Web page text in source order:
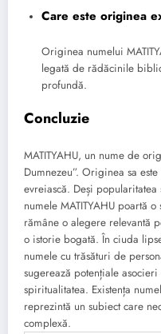
Care este originea
Originea numelui
legată de rădăcinile
profundă.
Concluzie
MATITYAHU, un nume de
Dumnezeu”. Originea sa
evreiască. Deși popularitatea
numele MATITYAHU poartă
rămâne o alegere relevantă
o istorie bogată. În ciuda
numele cu trăsături de
sugerează potențiale
spiritualitatea. Existența
reprezintă un subiect care
complexă.